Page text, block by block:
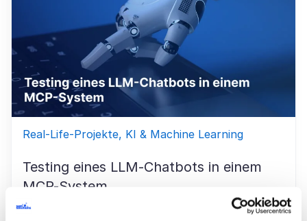
Real-Life-Projekte, KI & Machine Learning
Testing eines LLM-Chatbots in einem
MCP-System